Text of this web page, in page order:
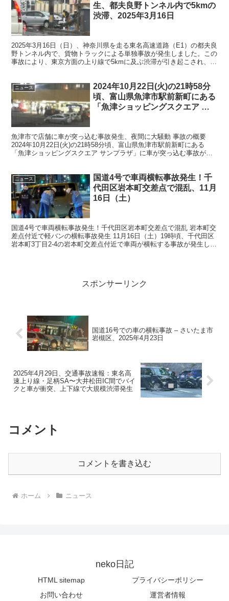
生、都夫良野トンネル内で5kmの
渋滞、2025年3月16日
2025年3月16日（日）、神奈川県を走る東名高速道路（E1）の都夫良
野トンネル内で、貨物トラックによる単独事故が発生しました。この
事故により、東京方面の上り線で5kmに及ぶ渋滞が引き起こされ、多
ニュース
2024年10月22日(火)の21時58分
頃、富山県魚津市駅前新町にある
「魚津ショッピングスクエア サ
魚津市で店舗に車が突っ込む事故発生、夜間に大騒動 事故の概要
2024年10月22日(火)の21時58分頃、富山県魚津市駅前新町にある
「魚津ショッピングスクエア サンプラザ」に車が突っ込む事故が発
ニュース
国道4号で車両横転事故発生！千
代田区岩本町交差点で混乱、11月
16日（土）
国道4号で車両横転事故発生！千代田区岩本町交差点で混乱 岩本町交
差点付近で軽バンの横転事故発生 11月16日（土）19時頃、千代田区
岩本町3丁目2-4の岩本町交差点付近で車両が横転する事故が発生しま
スポンサーリンク
国道16号での車の横転事故 – さいたま市
岩槻区、2025年4月23日
2025年4月29日、交通事故速報：東名高
速上り線・足柄SA〜大井松田IC間でバイ
クと車が衝突、上下線で大規模渋滞発生
コメント
コメントを書き込む
ホーム ニュース
neko日記
HTML sitemap
プライバシーポリシー
お問い合わせ
運営者情報